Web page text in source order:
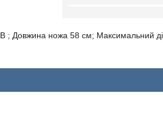
; Довжина ножа 58 см; Максимальний